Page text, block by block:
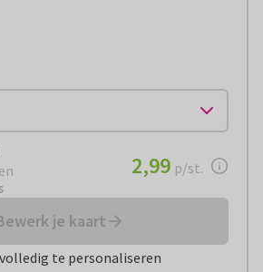
€ 2,99per stuk
2,99 p/st.
je kaart
te personaliseren